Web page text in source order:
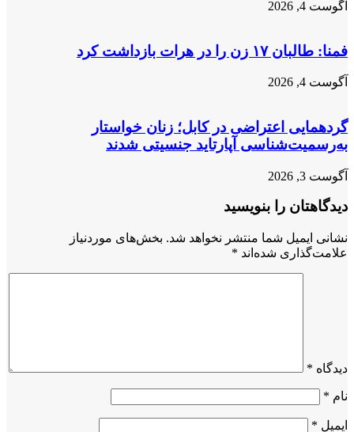
آگوست 4, 2026
فمنا: طالبان ۱۷ زن را در هرات بازداشت کرد
آگوست 4, 2026
گردهمایی اعتراضی در کابل؛ زنان خواستار
به‌رسمیت‌شناسی آپارتاید جنسیتی شدند
آگوست 3, 2026
دیدگاهتان را بنویسید
نشانی ایمیل شما منتشر نخواهد شد. بخش‌های موردنیاز
علامت‌گذاری شده‌اند *
دیدگاه *
نام *
ایمیل *